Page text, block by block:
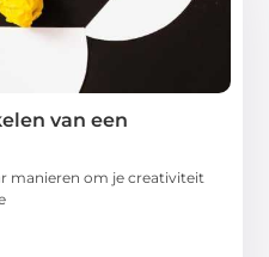
van een
manieren om je creativiteit